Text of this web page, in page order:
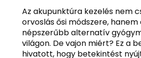
Az akupunktúra kezelés nem
orvoslás ősi módszere, hanem
népszerűbb alternatív
világon. De vajon miért? Ez a
hivatott, hogy betekintést